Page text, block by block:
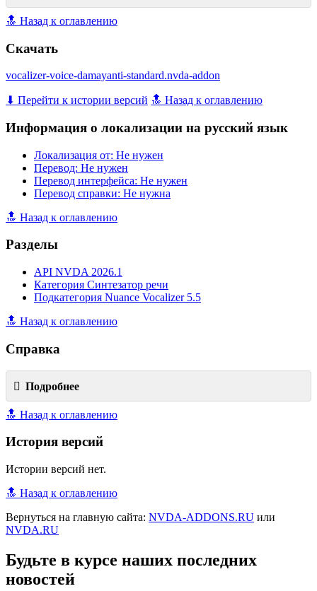
🔝 Назад к оглавлению
Скачать
vocalizer-voice-damayanti-standard.nvda-addon
⬇ Перейти к истории версий 🔝 Назад к оглавлению
Информация о локализации на русский язык
Локализация от: Не нужен
Перевод: Не нужен
Перевод интерфейса: Не нужен
Перевод справки: Не нужна
🔝 Назад к оглавлению
Разделы
API NVDA 2026.1
Категория Синтезатор речи
Подкатегория Nuance Vocalizer 5.5
🔝 Назад к оглавлению
Справка
Подробнее
🔝 Назад к оглавлению
История версий
Истории версий нет.
🔝 Назад к оглавлению
Вернуться на главную сайта: NVDA-ADDONS.RU или
NVDA.RU
Будьте в курсе наших последних
новостей